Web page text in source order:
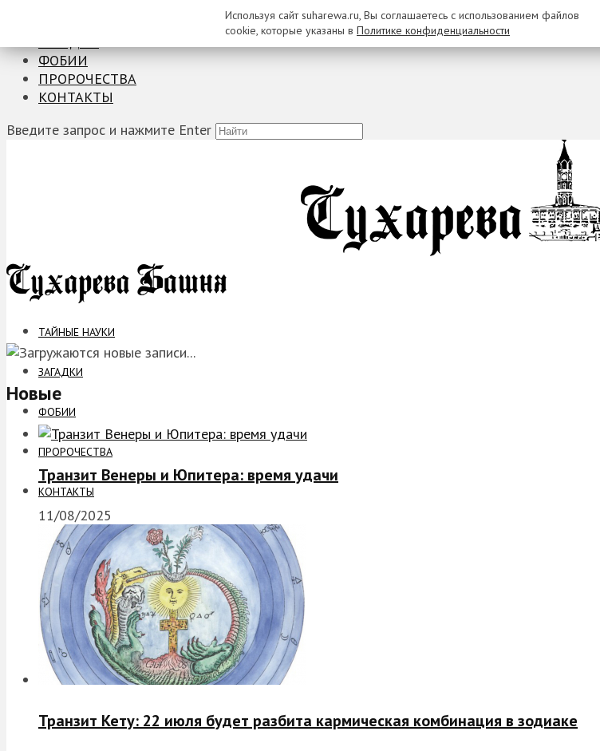
ФОБИИ
ПРОРОЧЕСТВА
КОНТАКТЫ
Введите запрос и нажмите Enter
ТАЙНЫЕ НАУКИ
ЗАГАДКИ
ФОБИИ
ПРОРОЧЕСТВА
КОНТАКТЫ
Новые
Транзит Венеры и Юпитера: время удачи
11/08/2025
Транзит Кету: 22 июля будет разбита кармическая комбинация в зодиаке
Используя сайт suharewa.ru, Вы соглашаетесь с использованием файлов
cookie, которые указаны в Политике конфиденциальности